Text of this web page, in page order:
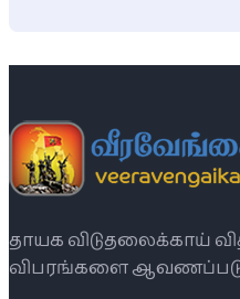
தாயக விடுதலைக்காய்
விபரங்களை